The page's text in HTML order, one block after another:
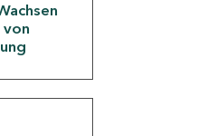
von